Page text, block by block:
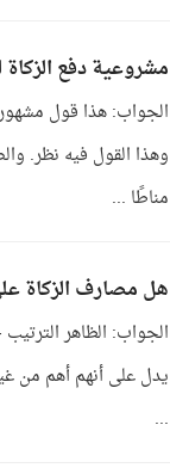
مشروعية دفع الزكاة
الجواب: هذا قول
وهذا القول فيه نظر.
مناطًا ...
هل مصارف الزكاة
يدل على أنهم أهم من
...